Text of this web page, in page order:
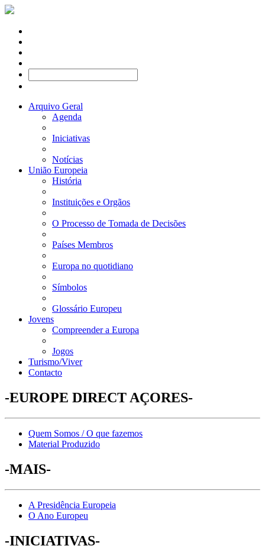
Arquivo Geral
Agenda
Iniciativas
Notícias
União Europeia
História
Instituições e Orgãos
O Processo de Tomada de Decisões
Países Membros
Europa no quotidiano
Símbolos
Glossário Europeu
Jovens
Compreender a Europa
Jogos
Turismo/Viver
Contacto
-EUROPE DIRECT AÇORES-
Quem Somos / O que fazemos
Material Produzido
-MAIS-
A Presidência Europeia
O Ano Europeu
-INICIATIVAS-